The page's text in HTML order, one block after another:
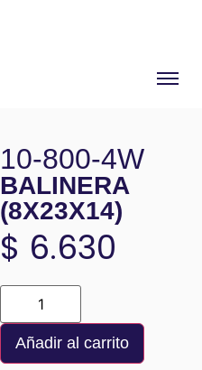
10-800-4W
BALINERA
(8X23X14)
$ 6.630
Añadir al carrito